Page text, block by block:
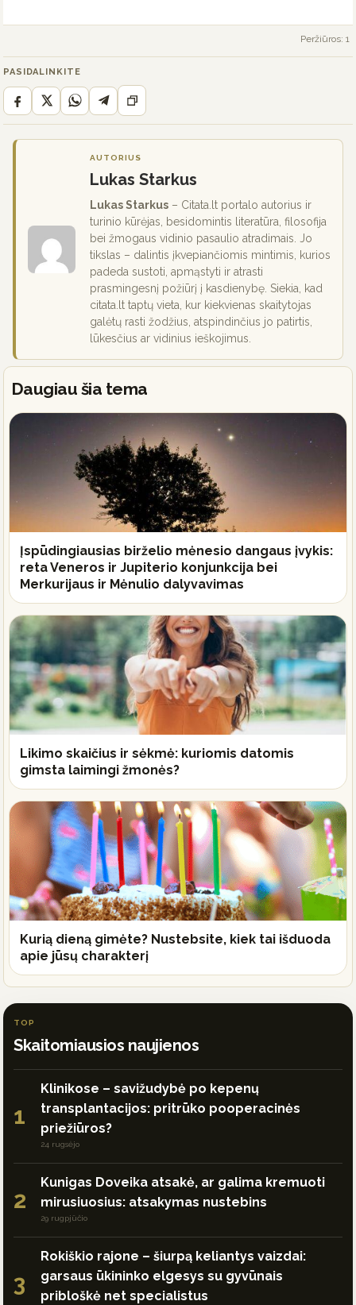
Peržiūros: 1
PASIDALINKITE
AUTORIUS
Lukas Starkus
Lukas Starkus – Citata.lt portalo autorius ir
turinio kūrėjas, besidomintis literatūra, filosofija
bei žmogaus vidinio pasaulio atradimais. Jo
tikslas – dalintis įkvepiančiomis mintimis, kurios
padeda sustoti, apmąstyti ir atrasti
prasmingesnį požiūrį į kasdienybę. Siekia, kad
citata.lt taptų vieta, kur kiekvienas skaitytojas
galėtų rasti žodžius, atspindinčius jo patirtis,
lūkesčius ar vidinius ieškojimus.
Daugiau šia tema
Įspūdingiausias birželio mėnesio dangaus įvykis:
reta Veneros ir Jupiterio konjunkcija bei
Merkurijaus ir Mėnulio dalyvavimas
Likimo skaičius ir sėkmė: kuriomis datomis
gimsta laimingi žmonės?
Kurią dieną gimėte? Nustebsite, kiek tai išduoda
apie jūsų charakterį
TOP
Skaitomiausios naujienos
1
Klinikose – savižudybė po kepenų
transplantacijos: pritrūko pooperacinės
priežiūros?
24 rugsėjo
2
Kunigas Doveika atsakė, ar galima kremuoti
mirusiuosius: atsakymas nustebins
29 rugpjūčio
3
Rokiškio rajone – šiurpą keliantys vaizdai:
garsaus ūkininko elgesys su gyvūnais
pribloškė net specialistus